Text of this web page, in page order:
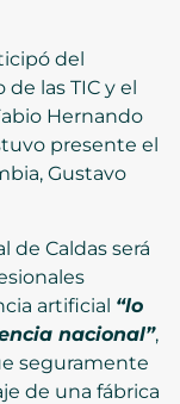
del
las TIC y el
Hernando
presente el
Gustavo
de Caldas será
artificial “lo
nacional”,
seguramente
de una fábrica